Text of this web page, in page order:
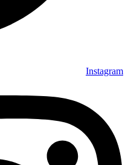
Instagram